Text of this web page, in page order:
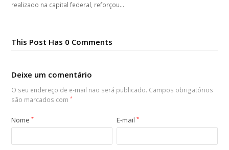
realizado na capital federal, reforçou…
This Post Has 0 Comments
Deixe um comentário
O seu endereço de e-mail não será publicado. Campos obrigatórios
são marcados com*
Nome* E-mail*